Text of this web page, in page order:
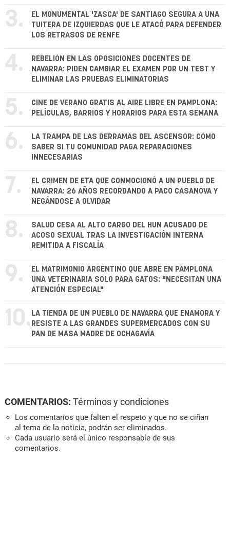
3.
EL MONUMENTAL 'ZASCA' DE SANTIAGO SEGURA A UNA
TUITERA DE IZQUIERDAS QUE LE ATACÓ PARA DEFENDER
LOS RETRASOS DE RENFE
4.
REBELIÓN EN LAS OPOSICIONES DOCENTES DE
NAVARRA: PIDEN CAMBIAR EL EXAMEN POR UN TEST Y
ELIMINAR LAS PRUEBAS ELIMINATORIAS
5.
CINE DE VERANO GRATIS AL AIRE LIBRE EN PAMPLONA:
PELÍCULAS, BARRIOS Y HORARIOS PARA ESTA SEMANA
6.
LA TRAMPA DE LAS DERRAMAS DEL ASCENSOR: CÓMO
SABER SI TU COMUNIDAD PAGA REPARACIONES
INNECESARIAS
7.
EL CRIMEN DE ETA QUE CONMOCIONÓ A UN PUEBLO DE
NAVARRA: 26 AÑOS RECORDANDO A PACO CASANOVA Y
NEGÁNDOSE A OLVIDAR
8.
SALUD CESA AL ALTO CARGO DEL HUN ACUSADO DE
ACOSO SEXUAL TRAS LA INVESTIGACIÓN INTERNA
REMITIDA A FISCALÍA
9.
EL MATRIMONIO ARGENTINO QUE ABRE EN PAMPLONA
UNA VETERINARIA SOLO PARA GATOS: "NECESITAN UNA
ATENCIÓN ESPECIAL"
10. LA TIENDA DE UN PUEBLO DE NAVARRA QUE ENAMORA Y
RESISTE A LAS GRANDES SUPERMERCADOS CON SU
PAN DE MASA MADRE DE OCHAGAVÍA
COMENTARIOS: Términos y condiciones
Los comentarios que falten el respeto y que no se ciñan
al tema de la noticia, podrán ser eliminados.
Cada usuario será el único responsable de sus
comentarios.